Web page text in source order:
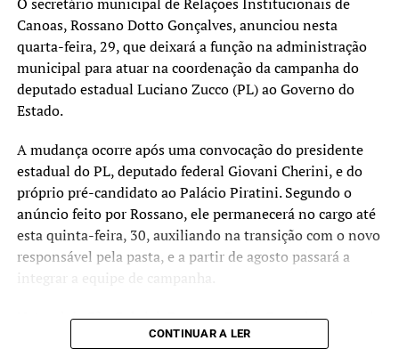
Canoas, Rossano Dotto Gonçalves, anunciou nesta
quarta-feira, 29, que deixará a função na administração
municipal para atuar na coordenação da campanha do
deputado estadual Luciano Zucco (PL) ao Governo do
Estado.
A mudança ocorre após uma convocação do presidente
estadual do PL, deputado federal Giovani Cherini, e do
próprio pré-candidato ao Palácio Piratini. Segundo o
anúncio feito por Rossano, ele permanecerá no cargo até
esta quinta-feira, 30, auxiliando na transição com o novo
responsável pela pasta, e a partir de agosto passará a
integrar a equipe de campanha.
Natural de São Gabriel, Rossano Dotto Gonçalves possui
trajetória na gestão pública municipal. Ele foi prefeito do
CONTINUAR A LER